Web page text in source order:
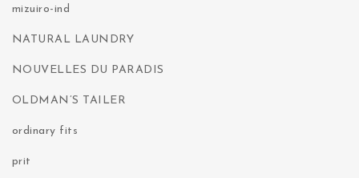
mizuiro-ind
NATURAL LAUNDRY
NOUVELLES DU PARADIS
OLDMAN’S TAILER
ordinary fits
prit